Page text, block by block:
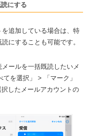
にする
を追加している場合は、特
にすることも可能です。
ールを一括既読したいメ
を選択」 > 「マーク」
したメールアカウントの